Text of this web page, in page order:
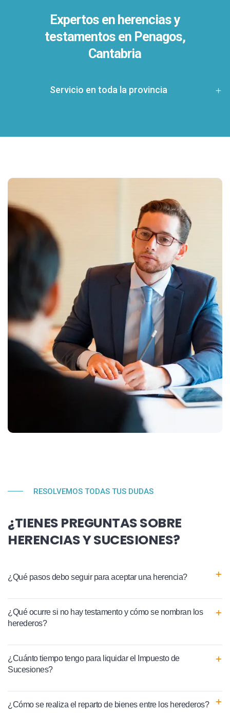
Expertos en herencias y
testamentos en Penagos,
Cantabria
Servicio en toda la provincia
RESOLVEMOS TODAS TUS DUDAS
¿TIENES PREGUNTAS SOBRE
HERENCIAS Y SUCESIONES?
¿Qué pasos debo seguir para aceptar una herencia?
¿Qué ocurre si no hay testamento y cómo se nombran los
herederos?
¿Cuánto tiempo tengo para liquidar el Impuesto de
Sucesiones?
¿Cómo se realiza el reparto de bienes entre los herederos?